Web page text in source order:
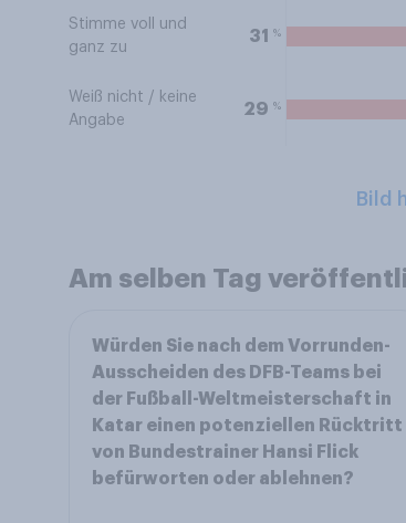
Stimme voll und
ganz zu
31 %
Weiß nicht / keine
Angabe
29 %
Bild
Am selben Tag
Würden Sie nach dem Vorrunden-
Ausscheiden des DFB-Teams bei
der Fußball-Weltmeisterschaft in
Katar einen potenziellen Rücktritt
von Bundestrainer Hansi Flick
befürworten oder ablehnen?